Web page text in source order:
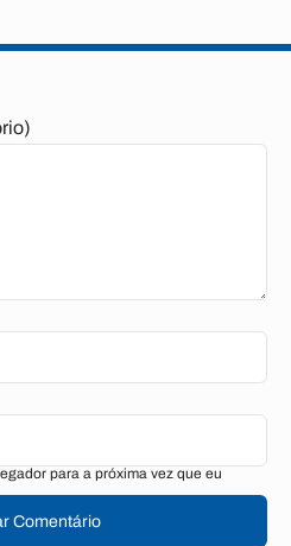
para a próxima vez que eu
Comentário